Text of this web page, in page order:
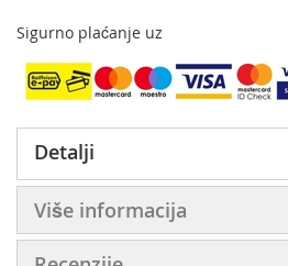
Sigurno plaćanje uz
Detalji
Više informacija